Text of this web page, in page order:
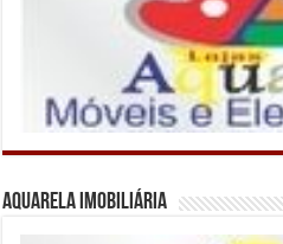
Aquarela Imobiliária